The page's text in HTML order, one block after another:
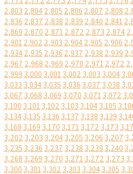
2,803 2,8042,805 2,806 2,807 2,808
2,836 2,837 2,838 2,839 2,840 2,841
2,869 2,870 2,8712,872 2,873 2,874
2,9012,902 2,903 2,9042,905 2,906
2,9342,935 2,936 2,937 2,938 2,939
2,967 2,968 2,969 2,970 2,9712,972
2,999 3,000 3,0013,002 3,003 3,004
3,033 3,0343,035 3,036 3,037 3,038
3,067 3,068 3,069 3,070 3,0713,072
3,100 3,1013,102 3,103 3,1043,105
3,1343,135 3,136 3,137 3,138 3,139
3,168 3,169 3,170 3,1713,172 3,173
3,202 3,203 3,2043,205 3,206 3,207
3,235 3,236 3,237 3,238 3,239 3,240
3,268 3,269 3,270 3,2713,272 3,273
3,300 3,3013,302 3,303 3,3043,305